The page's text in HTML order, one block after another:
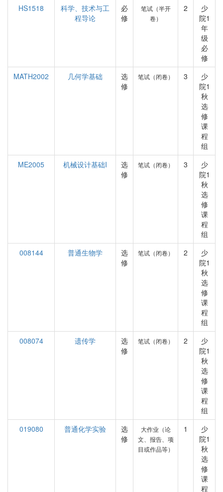
HS1518
科学、技术与工
程导论
必
修
笔试（半开
卷）
2
少
院1
年
级
必
修
MATH2002
几何学基础
选
修
笔试（闭卷） 3
少
院1
秋
选
修
课
程
组
ME2005
机械设计基础I
选
修
笔试（闭卷） 3
少
院1
秋
选
修
课
程
组
008144
普通生物学
选
修
笔试（闭卷） 2
少
院1
秋
选
修
课
程
组
008074
遗传学
选
修
笔试（闭卷） 2
少
院1
秋
选
修
课
程
组
019080
普通化学实验
选
修
大作业（论
文、报告、项
目或作品等）
1
少
院1
秋
选
修
课
程